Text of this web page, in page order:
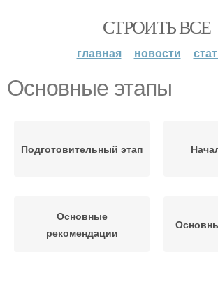
СТРОИТЬ ВСЕ
главная новости
Основные этапы
Подготовительный этап
Основные
рекомендации